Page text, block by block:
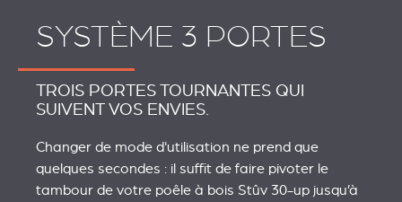
SYSTÈME 3 PORTES
TROIS PORTES TOURNANTES QUI
SUIVENT VOS ENVIES.
Changer de mode d'utilisation ne prend que
quelques secondes : il suffit de faire pivoter le
tambour de votre poêle à bois Stûv 30-up jusqu’à